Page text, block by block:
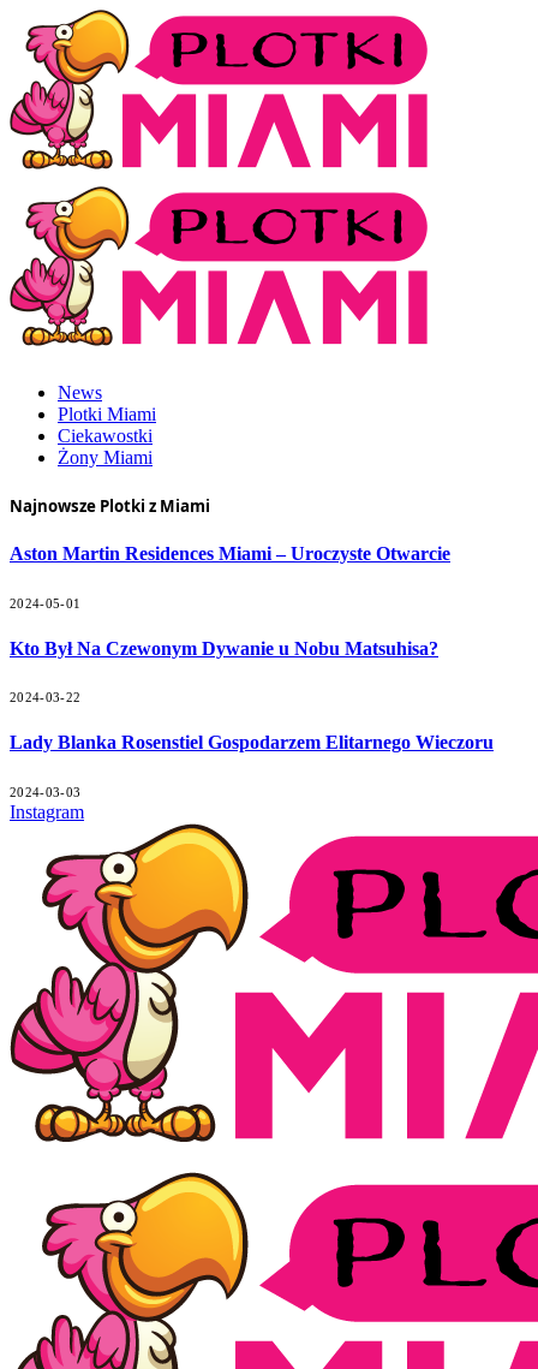
News
Plotki Miami
Ciekawostki
Żony Miami
Najnowsze Plotki z Miami
Aston Martin Residences Miami – Uroczyste Otwarcie
2024-05-01
Kto Był Na Czewonym Dywanie u Nobu Matsuhisa?
2024-03-22
Lady Blanka Rosenstiel Gospodarzem Elitarnego Wieczoru
2024-03-03
Instagram